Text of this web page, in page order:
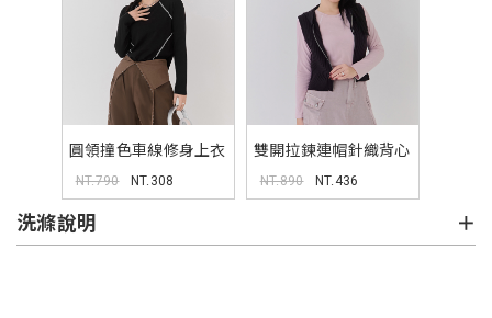
圓領撞色車線修身上衣
NT.790 NT.308
雙開拉鍊連帽針織背心
NT.890 NT.436
洗滌說明